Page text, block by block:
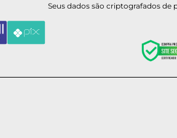
Seus dados são criptografados